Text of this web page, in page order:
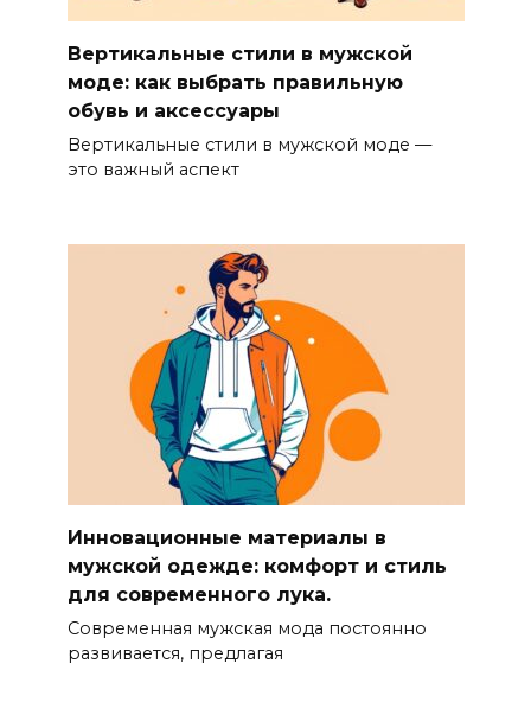
Вертикальные стили в мужской
моде: как выбрать правильную
обувь и аксессуары
Вертикальные стили в мужской моде —
это важный аспект
Инновационные материалы в
мужской одежде: комфорт и стиль
для современного лука.
Современная мужская мода постоянно
развивается, предлагая